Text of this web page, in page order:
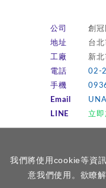
我們將使用cookie等資
意我們使用。欲瞭
公司
創冠
地址
台
工廠
新
電話
02-
手機
Email
LINE
立